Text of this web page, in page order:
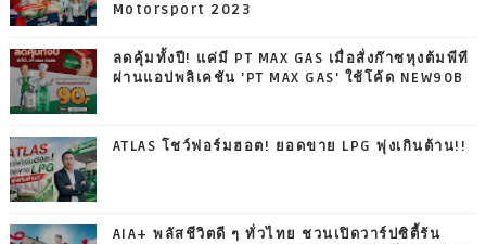
Motorsport 2023
ลดคุ้มทั้งปี! แค่มี PT MAX GAS เมื่อสั่งก๊าซหุงต้มพีที
ผ่านแอปพลิเคชัน 'PT MAX GAS' ใช้โค้ด NEW90B
ATLAS โชว์ฟอร์มฮอต! ยอดขาย LPG พุ่งเกินต้าน!!
AIA+ พลัสชีวิตดี ๆ ทั่วไทย ชวนเปิดวาร์ปซิตี้รัน